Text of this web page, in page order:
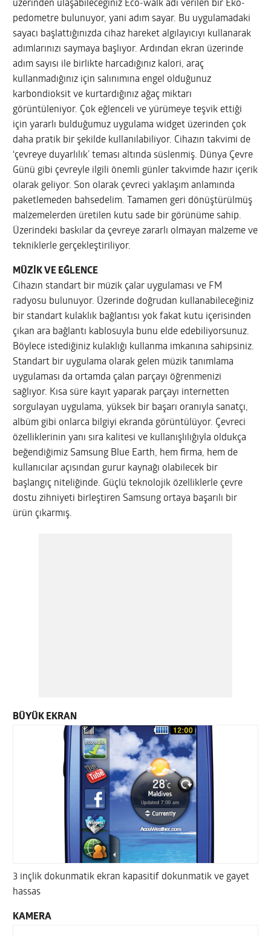
üzerinden ulaşabileceğiniz Eco-walk adı verilen bir Eko-
pedometre bulunuyor, yani adım sayar. Bu uygulamadaki
sayacı başlattığınızda cihaz hareket algılayıcıyı kullanarak
adımlarınızı saymaya başlıyor. Ardından ekran üzerinde
adım sayısı ile birlikte harcadığınız kalori, araç
kullanmadığınız için salınımına engel olduğunuz
karbondioksit ve kurtardığınız ağaç miktarı
görüntüleniyor. Çok eğlenceli ve yürümeye teşvik ettiği
için yararlı bulduğumuz uygulama widget üzerinden çok
daha pratik bir şekilde kullanılabiliyor. Cihazın takvimi de
‘çevreye duyarlılık’ teması altında süslenmiş. Dünya Çevre
Günü gibi çevreyle ilgili önemli günler takvimde hazır içerik
olarak geliyor. Son olarak çevreci yaklaşım anlamında
paketlemeden bahsedelim. Tamamen geri dönüştürülmüş
malzemelerden üretilen kutu sade bir görünüme sahip.
Üzerindeki baskılar da çevreye zararlı olmayan malzeme ve
tekniklerle gerçekleştiriliyor.
MÜZİK VE EĞLENCE
Cihazın standart bir müzik çalar uygulaması ve FM
radyosu bulunuyor. Üzerinde doğrudan kullanabileceğiniz
bir standart kulaklık bağlantısı yok fakat kutu içerisinden
çıkan ara bağlantı kablosuyla bunu elde edebiliyorsunuz.
Böylece istediğiniz kulaklığı kullanma imkanına sahipsiniz.
Standart bir uygulama olarak gelen müzik tanımlama
uygulaması da ortamda çalan parçayı öğrenmenizi
sağlıyor. Kısa süre kayıt yaparak parçayı internetten
sorgulayan uygulama, yüksek bir başarı oranıyla sanatçı,
albüm gibi onlarca bilgiyi ekranda görüntülüyor. Çevreci
özelliklerinin yanı sıra kalitesi ve kullanışlılığıyla oldukça
beğendiğimiz Samsung Blue Earth, hem firma, hem de
kullanıcılar açısından gurur kaynağı olabilecek bir
başlangıç niteliğinde. Güçlü teknolojik özelliklerle çevre
dostu zihniyeti birleştiren Samsung ortaya başarılı bir
ürün çıkarmış.
BÜYÜK EKRAN
3 inçlik dokunmatik ekran kapasitif dokunmatik ve gayet
hassas
KAMERA